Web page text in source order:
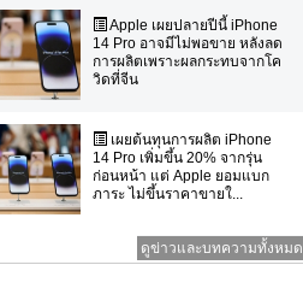
Apple เผยปลายปีนี้ iPhone
14 Pro อาจมีไม่พอขาย หลังลด
การผลิตเพราะผลกระทบจากโค
วิดที่จีน
เผยต้นทุนการผลิต iPhone
14 Pro เพิ่มขึ้น 20% จากรุ่น
ก่อนหน้า แต่ Apple ยอมแบก
ภาระ ไม่ขึ้นราคาขายใ...
ดูข่าวและบทความทั้งหมด